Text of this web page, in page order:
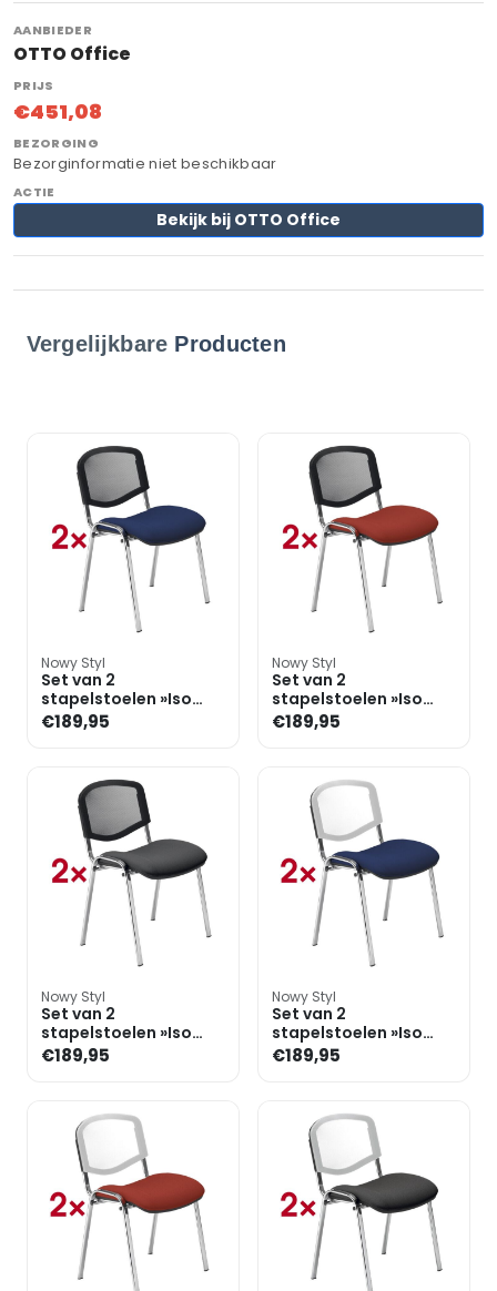
OTTO Office
€451,08
Bezorginformatie niet beschikbaar
Bekijk bij OTTO Office
Vergelijkbare Producten
Nowy Styl
Set van 2
stapelstoelen »Iso
Ergo Mesh«
€189,95
Nowy Styl
Set van 2
stapelstoelen »Iso
Ergo Mesh«
€189,95
Nowy Styl
Set van 2
stapelstoelen »Iso
Ergo Mesh«
€189,95
Nowy Styl
Set van 2
stapelstoelen »Iso
Ergo Mesh«
€189,95